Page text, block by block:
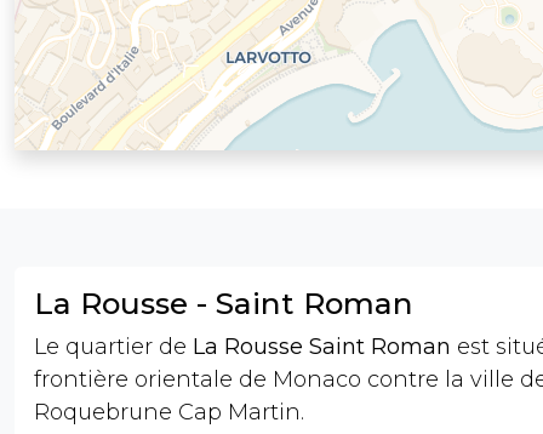
La Rousse - Saint Roman
Le quartier de La Rousse Saint Roman est
frontière orientale de Monaco contre la ville
Roquebrune Cap Martin.